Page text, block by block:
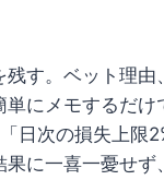
残す。ベット理由
にメモするだ
日次の損失上限
に一喜一憂せ